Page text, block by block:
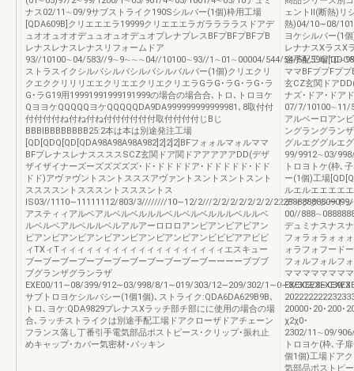
ナス02/11∼09/9サブストライク190Sシルバー(1個)枠用工場
[QDA609B]クリエエエラ19999クリエエエラガララララスドアデ
ュオオュオオデュュオュオデュオプレナプレスBFプBFプBFプB
レナスレナスレナスリフォームドア
93//10100∼04/583//9∼9∼∼∼04//10100∼93//1∼01∼00004/544/54/54/596/
ストラスイクシルバシルバシルバシルバルバー(1個)クリエクリ
クエククリリリエエクリエエクリエクリエラGラG･ラG･ラG･ラ
G･ラG19用19991991999191999の場合の場合合､トロ､トロヨケ
QヨヨケQQQQQヨケQQQQQDA9DA999999999999981､8取付付
付付付付ね付ね付ね付付付付付付取付付付付じBじ
BBBIBBBBBBBB25:2本は本は別途発注工場
[QD[QDQ[QD[QDA98A98A98A982]2]2]2]BFフォォルマォルママ
BFプレナスレナススススSCZ玄関ドア関ドアアアアアDD(デザ
ザイザイナーズーズズズズズ･ド･ドドドドア･ドドドドド･ドド
ドド)アヴァヴントスントスススアヴァントスントスントスント
ススススントスススントスススントス
IS03//1110∼11111112/803/3////////10∼12/2///2/2/2/2/2/2/2/
アスティィアルベアルベルベルルルベルベルベルルルベルルベ
ルベルベアルベルルベルアルアーロロロアンビアンビアビアン
ビアンビアンビアンビアンビアンビアンビアンビビビアアビビ
ィTXィTィィィィィィィィィィィィィィィィィィィエスキュー
ブーブーブーブーブーブーブーブーブーブーブーーーーブブブ
ブグランザグランラザ
EXE00/11∼08/399/912∼03/998/8/1∼019/303/12∼209/302/1∼0∼8/302/3∼039/3
サブトロヨケシルバシー(1個1個)､ストライク:QDA6DA629B9B､
トロ､ヨケ:QDA9829プレナスXラッチ部チ部にに使用の場合の場
合､ラッチストライクは別途手配工場ドアクローザドアチェーン
フランス落し丁番引手電気部品ポストピース･クリップ･振れ止
めキャップ･カバー気密材･パッキン
ェントⅡ(断熱)リ
熱)04/10∼08/
ヨケシルバー(1
レナナスXラスX
途手配工場
ママBFププFプ
玄CZ玄関ドア
ナズ･ドア･ドア
07/7/
アルベーロアン
ングラングラン
グルエググルエ
99/9912∼03/
トロヨトケ(枠､
ー(1個)工場
ルエルエエエエ
ディククシード
00//
デュミナスナス
フォラォラォォ
ォラフォフード
フォルフォルフ
マママママママ
20000･20･200･
χ2χ0･
2302/11∼09/
トロヨケ(枠､子
個1個)工場ドア
気部品ポストピ